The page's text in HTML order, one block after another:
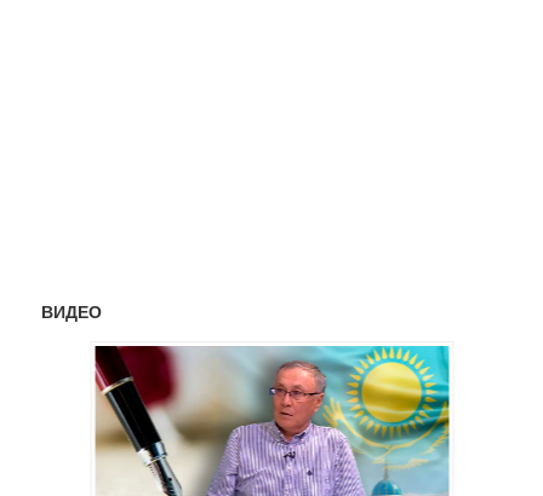
ВИДЕО